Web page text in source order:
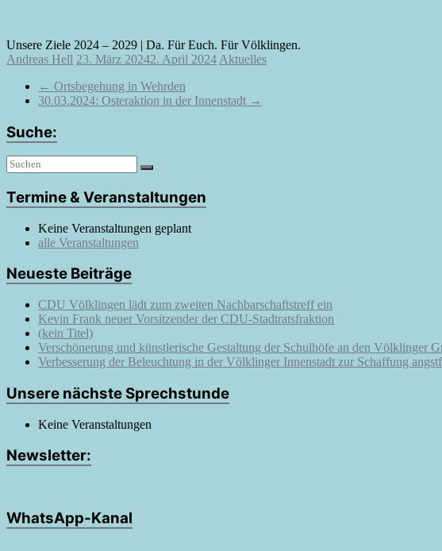
Unsere Ziele 2024 – 2029 | Da. Für Euch. Für Völklingen.
Andreas Hell 23. März 20242. April 2024 Aktuelles
← Ortsbegehung in Wehrden
30.03.2024: Osteraktion in der Innenstadt →
Suche:
Termine & Veranstaltungen
Keine Veranstaltungen geplant
alle Veranstaltungen
Neueste Beiträge
CDU Völklingen lädt zum zweiten Nachbarschaftstreff ein
Kevin Frank neuer Vorsitzender der CDU-Stadtratsfraktion
(kein Titel)
Verschönerung und künstlerische Gestaltung der Schulhöfe an den Völklinger
Verbesserung der Beleuchtung in der Völklinger Innenstadt zur Schaffung
Unsere nächste Sprechstunde
Keine Veranstaltungen
Newsletter:
WhatsApp-Kanal